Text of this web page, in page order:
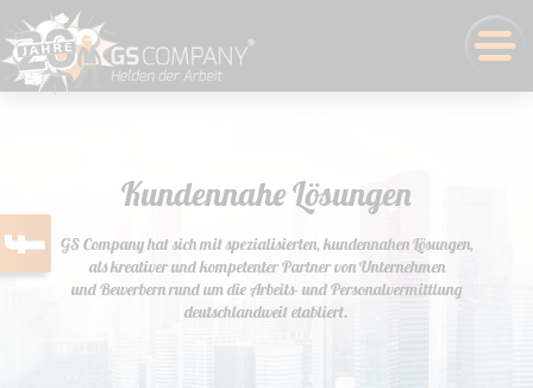
Kundennahe Lösungen
GS Company hat sich mit spezialisierten, kundennahen Lösungen,
als kreativer und kompetenter Partner von Unternehmen
und Bewerbern rund um die Arbeits- und Personalvermittlung
deutschlandweit etabliert.